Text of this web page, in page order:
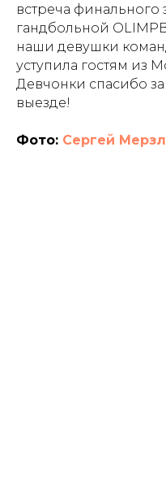
встреча финального
гандбольной
наши девушки
уступила гостям из
Девчонки спасибо
выезде!
Фото: Сергей